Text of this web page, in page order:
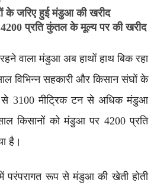
के जरिए हुई मंडुआ की खरीद
प्रति कुंतल के मूल्य पर की खरीद
वाला मंडुआ अब हाथों हाथ बिक रहा
विभिन्न सहकारी और किसान संघों के
से 3100 मीट्रिक टन से अधिक मंडुआ
किसानों को मंडुआ पर 4200 प्रति
है।
परंपरागत रूप से मंडुआ की खेती होती